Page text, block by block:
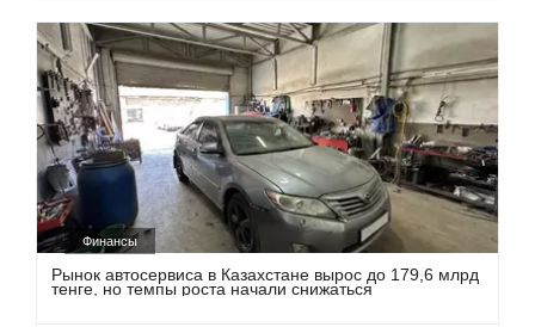
Финансы
Рынок автосервиса в Казахстане вырос до 179,6 млрд
тенге, но темпы роста начали снижаться